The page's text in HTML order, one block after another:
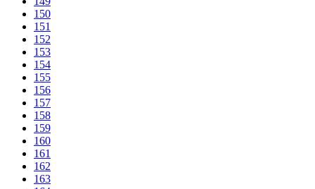
150
151
152
153
154
155
156
157
158
159
160
161
162
163